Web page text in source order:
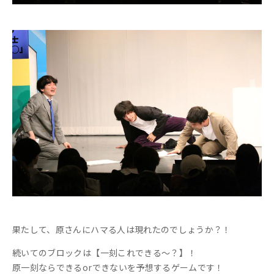
果たして、原さんにハマる人は現れたのでしょうか？！
続いてのブロックは【一刻これできる～？】！
原一刻ならできるorできないを予想するゲームです！